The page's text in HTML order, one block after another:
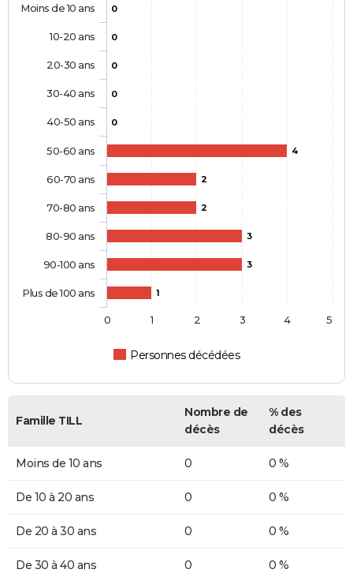
0
0
0
0
0
4
2
2
3
3
1
Personnes décédées
Moins de 10 ans
10-20 ans
20-30 ans
30-40 ans
40-50 ans
50-60 ans
60-70 ans
70-80 ans
80-90 ans
90-100 ans
Plus de 100 ans
0 1 2 3 4 5
Famille TILL
Nombre de
décès
% des
décès
Moins de 10 ans 0 0 %
De 10 à 20 ans 0 0 %
De 20 à 30 ans 0 0 %
De 30 à 40 ans 0 0 %